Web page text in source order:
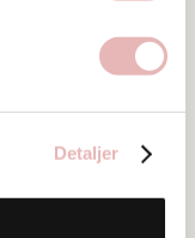
Detaljer